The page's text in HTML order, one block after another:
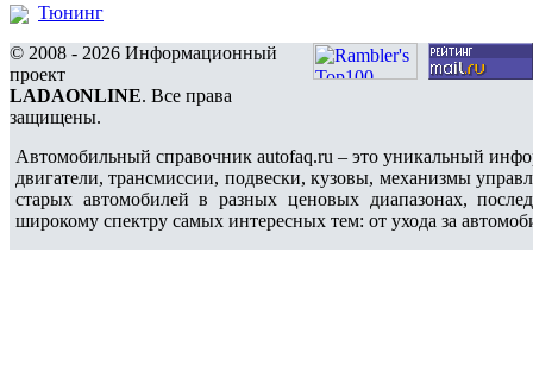
Тюнинг
© 2008 - 2026 Информационный
проект
LADAONLINE. Все права
защищены.
Автомобильный справочник autofaq.ru – это уникальный
двигатели, трансмиссии, подвески, кузовы, механизмы
старых автомобилей в разных ценовых диапазонах,
широкому спектру самых интересных тем: от ухода за